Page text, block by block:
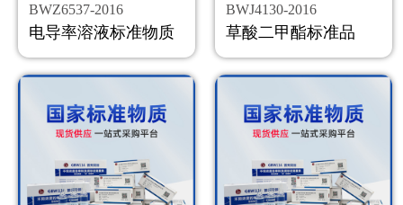
BWZ6537-2016
电导率溶液标准物质
BWJ4130-2016
草酸二甲酯标准品
联系我们
返回主页